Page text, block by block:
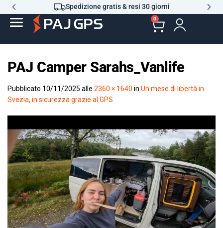
Spedizione gratis & resi 30 giorni
0
PAJ Camper Sarahs_Vanlife
Pubblicato 10/11/2025alle 2360 × 1640 inUn mese di libertà in
Svezia, in sicurezza grazie al GPS